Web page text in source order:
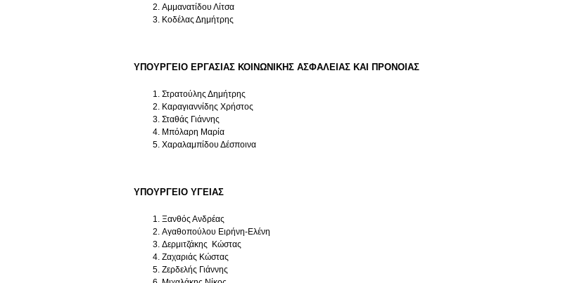
Αμμανατίδου Λίτσα
Κοδέλας Δημήτρης
ΥΠΟΥΡΓΕΙΟ ΕΡΓΑΣΙΑΣ ΚΟΙΝΩΝΙΚΗΣ ΑΣΦΑΛΕΙΑΣ ΚΑΙ ΠΡΟΝΟΙΑΣ
Στρατούλης Δημήτρης
Καραγιαννίδης Χρήστος
Σταθάς Γιάννης
Μπόλαρη Μαρία
Χαραλαμπίδου Δέσποινα
ΥΠΟΥΡΓΕΙΟ ΥΓΕΙΑΣ
Ξανθός Ανδρέας
Αγαθοπούλου Ειρήνη-Ελένη
Δερμιτζάκης Κώστας
Ζαχαριάς Κώστας
Ζερδελής Γιάννης